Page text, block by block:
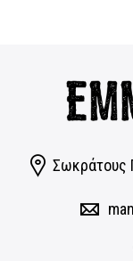
Σωκράτους